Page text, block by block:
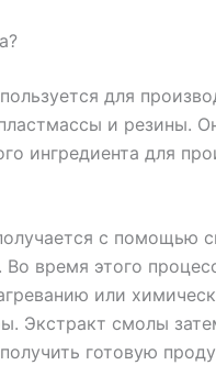
для
и резины.
ингредиента для
с помощью
Во время этого
или
Экстракт смолы
готовую